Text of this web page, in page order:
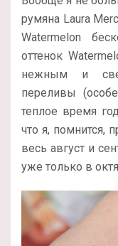
румяна Laura
Watermelon
оттенок
нежным и
переливы
теплое время
что я, помнится,
весь август и
уже только в